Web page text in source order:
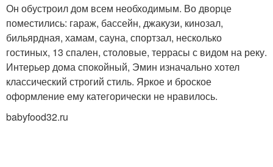
Он обустроил дом всем необходимым. Во дворце
поместились: гараж, бассейн, джакузи, кинозал,
бильярдная, хамам, сауна, спортзал, несколько
гостиных, 13 спален, столовые, террасы с видом на реку.
Интерьер дома спокойный, Эмин изначально хотел
классический строгий стиль. Яркое и броское
оформление ему категорически не нравилось.
babyfood32.ru